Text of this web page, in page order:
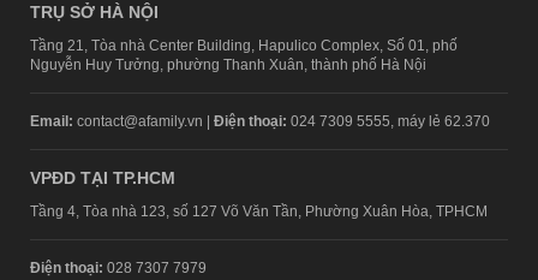
TRỤ SỞ HÀ NỘI
Tầng 21, Tòa nhà Center Building, Hapulico Complex, Số 01, phố
Nguyễn Huy Tưởng, phường Thanh Xuân, thành phố Hà Nội
Email: contact@afamily.vn | Điện thoại: 024 7309 5555, máy lẻ 62.370
VPĐD TẠI TP.HCM
Tầng 4, Tòa nhà 123, số 127 Võ Văn Tần, Phường Xuân Hòa, TPHCM
Điện thoại: 028 7307 7979